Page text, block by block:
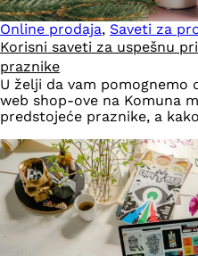
Online prodaja, Saveti za
Korisni saveti za uspešnu
praznike
U želji da vam
web shop-ove na Komuna
predstojeće praznike, a